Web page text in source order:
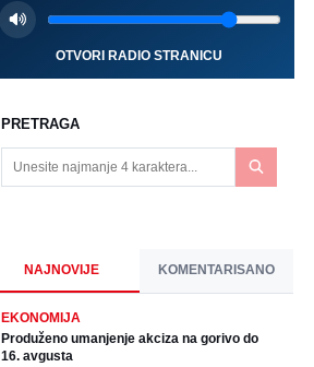
OTVORI RADIO STRANICU
PRETRAGA
NAJNOVIJE KOMENTARISANO
EKONOMIJA
Produženo umanjenje akciza na gorivo do
16. avgusta